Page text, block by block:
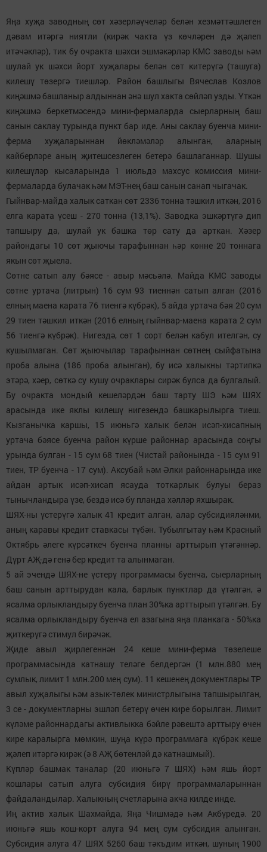
Яңа хуҗа заводның сөт хәзерләүчеләр белән хезмәттәшлеген
дәвам итәргә ниятли (кирәк чакта үз көчләрен дә җәлеп
итәчәкләр), тик бу очракта шәхси эшмәкәрләр КМС заводы һәм
шулай ук шәхси йорт хуҗалары белән сөт китерүгә (ташуга)
килешү төзергә тиешләр. Район башлыгы Вячеслав Козлов
киңәшмә башланыр алдыннан әнә шул хакта сөйләп узды. Үткән
киңәшмә беркетмәсендә мини-фермаларда сыерларның баш
санын саклау турында пункт бар иде. Аны саклау буенча мини-
ферма хуҗаларыннан йөкләмәләр алынган, аларның
кайберләре аның җитешсезлеген бетерә башлаганнар. Шушы
килешүләр кысаларында 1 июльдә махсус комиссия мини-
фермаларда булачак һәм МЭТ-нең баш санын санап чыгачак.
Гыйнвар-майда халык саткан сөт 2336 тонна тәшкил иткән, 2016
елга карата үсеш - 270 тонна (13,1%). Заводка эшкәртүгә дип
тапшыру да, шулай ук башка төр сату да арткан. Хәзер
райондагы 10 сөт җыючы тарафыннан һәр көнне 20 тоннага
якын сөт җыела.
Сөтне сатып алу бәясе - авыр мәсьәлә. Майда КМС заводы
сөтне уртача (литрын) 16 сум 93 тиеннән сатып алган (2016
елның маена карата 76 тиенгә күбрәк), 5 айда уртача бәя 20 сум
29 тиен тәшкил иткән (2016 елның гыйнвар-маена карата 2 сум
56 тиенгә күбрәк). Нигездә, сөт 1 сорт белән кабул ителгән, су
кушылмаган. Сөт җыючылар тарафыннан сөтнең сыйфатына
проба алына (186 проба алынган), бу исә халыкны тәртипкә
этәрә, хәер, сөткә су кушу очраклары сирәк булса да булгалый.
Бу очракта мондый кешеләрдән баш тарту ШЭ һәм ШЯХ
арасында ике яклы килешү нигезендә башкарылырга тиеш.
Кызганычка каршы, 15 июньгә халык белән исәп-хисапның
уртача бәясе буенча район күрше районнар арасында соңгы
урында булган - 15 сум 68 тиен (Чистай районында - 15 сум 91
тиен, ТР буенча - 17 сум). Аксубай һәм Әлки районнарында ике
айдан артык исәп-хисап ясауда тоткарлык булуы бераз
тынычландыра үзе, бездә исә бу планда хәлләр яхшырак.
ШЯХ-ны үстерүгә халык 41 кредит алган, алар субсидияләнми,
аның каравы кредит ставкасы түбән. Тубылгытау һәм Красный
Октябрь әлеге күрсәткеч буенча планны арттырып үтәгәннәр.
Дүрт АҖ-дә генә бер кредит та алынмаган.
5 ай эчендә ШЯХ-не үстерү программасы буенча, сыерларның
баш санын арттырудан кала, барлык пунктлар да үтәлгән, ә
ясалма орлыкландыру буенча план 30%ка арттырып үтәлгән. Бу
ясалма орлыкландыру буенча ел азагына яңа планкага - 50%ка
җиткерүгә стимул бирәчәк.
Җиде авыл җирлегеннән 24 кеше мини-ферма төзелеше
программасында катнашу теләге белдергән (1 млн.880 мең
сумлык, лимит 1 млн.200 мең сум). 11 кешенең документлары ТР
авыл хуҗалыгы һәм азык-төлек министрлыгына тапшырылган,
3 се - документларны эшләп бетерү өчен кире борылган. Лимит
күләме районнардагы активлыкка бәйле рәвештә арттыру өчен
кире каралырга мөмкин, шуңа күрә программага күбрәк кеше
җәлеп итәргә кирәк (ә 8 АҖ бөтенләй дә катнашмый).
Күпләр башмак таналар (20 июньгә 7 ШЯХ) һәм яшь йорт
кошлары сатып алуга субсидия бирү программаларыннан
файдаландылар. Халыкның счетларына акча килде инде.
Иң актив халык Шахмайда, Яңа Чишмәдә һәм Акбүредә. 20
июньгә яшь кош-корт алуга 94 мең сум субсидия алынган.
Субсидия алуга 47 ШЯХ 5260 баш тәкъдим иткән, шуның 1900